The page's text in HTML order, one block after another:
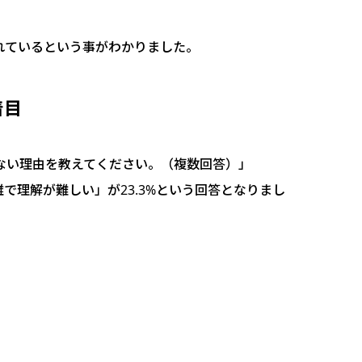
いるという事がわかりました。
理由を教えてください。（複数回答）」
理解が難しい」が23.3%という回答となりまし